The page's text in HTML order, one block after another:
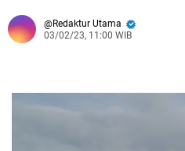
Redaktur Utama
03/02/23, 11:00 WIB